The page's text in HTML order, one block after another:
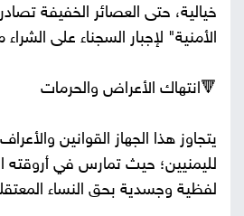
خيالية، حتى العصائر الخفيفة
الأمنية" لإجبار السجناء على
🔻انتهاك الأعراض والحرمات
يتجاوز هذا الجهاز القوانين
لليمنيين؛ حيث تمارس في أروقته
لفظية وجسدية بحق النساء